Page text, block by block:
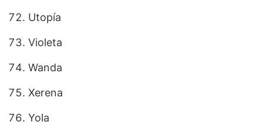
Utopía
Violeta
Wanda
Xerena
Yola